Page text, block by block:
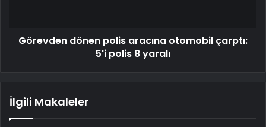
Görevden dönen polis aracına otomobil çarptı:
5'i polis 8 yaralı
İlgili Makaleler